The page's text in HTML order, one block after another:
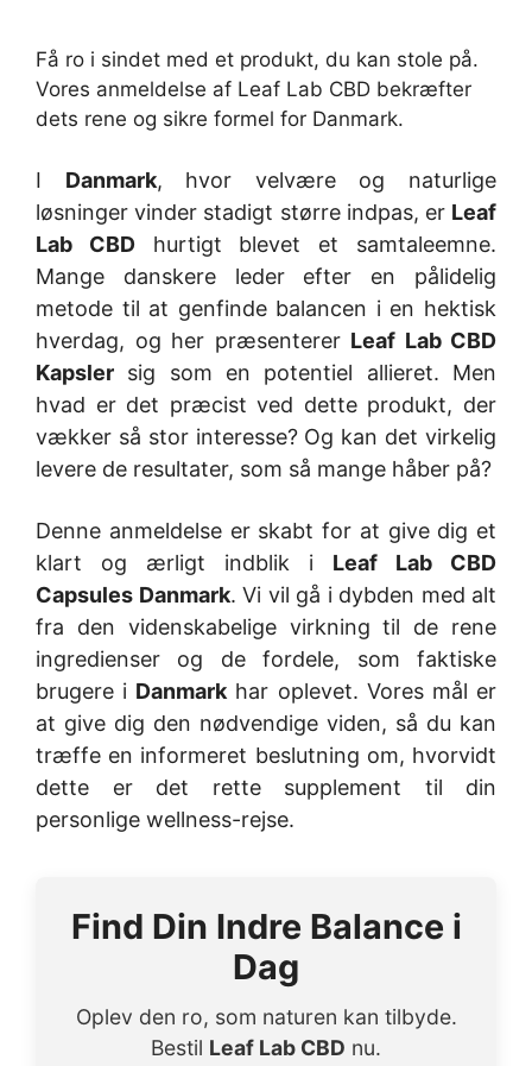
Få ro i sindet med et produkt, du kan stole på.
Vores anmeldelse af Leaf Lab CBD bekræfter
dets rene og sikre formel for Danmark.
I Danmark, hvor velvære og naturlige
løsninger vinder stadigt større indpas, er Leaf
Lab CBDhurtigt blevet et samtaleemne.
Mange danskere leder efter en pålidelig
metode til at genfinde balancen i en hektisk
hverdag, og her præsenterer Leaf Lab CBD
Kapsler sig som en potentiel allieret. Men
hvad er det præcist ved dette produkt, der
vækker så stor interesse? Og kan det virkelig
levere de resultater, som så mange håber på?
Denne anmeldelse er skabt for at give dig et
klart og ærligt indblik i Leaf Lab CBD
Capsules Danmark. Vi vil gå i dybden med alt
fra den videnskabelige virkning til de rene
ingredienser og de fordele, som faktiske
brugere i Danmark har oplevet. Vores mål er
at give dig den nødvendige viden, så du kan
træffe en informeret beslutning om, hvorvidt
dette er det rette supplement til din
personlige wellness-rejse.
Find Din Indre Balance i
Dag
Oplev den ro, som naturen kan tilbyde.
Bestil Leaf Lab CBD nu.